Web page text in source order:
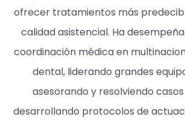
ofrecer tratamientos más
calidad asistencial. Ha
coordinación médica en
dental, liderando grandes
asesorando y resolviendo
desarrollando protocolos de